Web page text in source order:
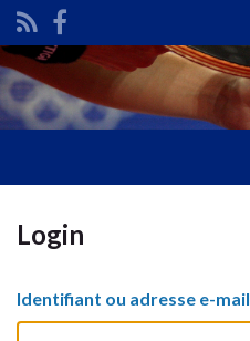
Search for:
Login
Identifiant ou adresse e-mail